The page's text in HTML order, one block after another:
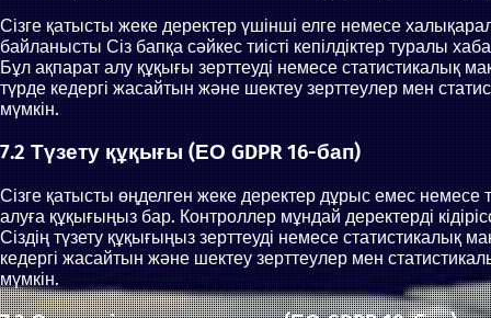
Сізге қатысты жеке деректер үшінші елге немесе
байланысты Сіз бапқа сәйкес тиісті кепілдіктер туралы
Бұл ақпарат алу құқығы зерттеуді немесе статистикалық
түрде кедергі жасайтын және шектеу зерттеулер мен
мүмкін.
7.2 Түзету құқығы (ЕО GDPR 16-бап)
Сізге қатысты өңделген жеке деректер дұрыс емес
алуға құқығыңыз бар. Контроллер мұндай деректерді
Сіздің түзету құқығыңыз зерттеуді немесе статистикалық
кедергі жасайтын және шектеу зерттеулер мен
мүмкін.